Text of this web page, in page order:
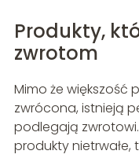
Produkty,
zwrotom
Mimo że większość
zwrócona, istnieją
podlegają
produkty nietrwałe,